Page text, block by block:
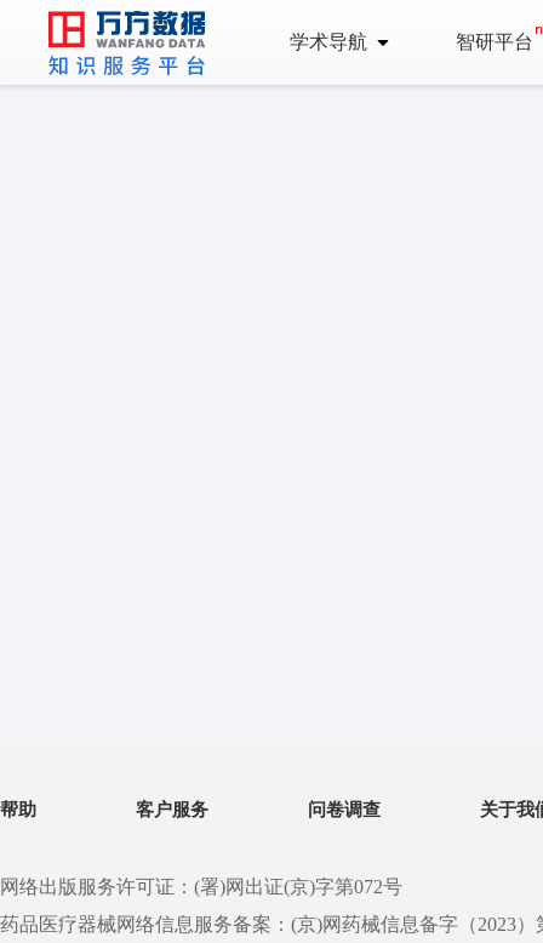
学术导航 智研平台
帮助 客户服务 问卷调查 关于我
网络出版服务许可证：(署)网出证(京)字第072号
药品医疗器械网络信息服务备案：(京)网药械信息备字（2023）